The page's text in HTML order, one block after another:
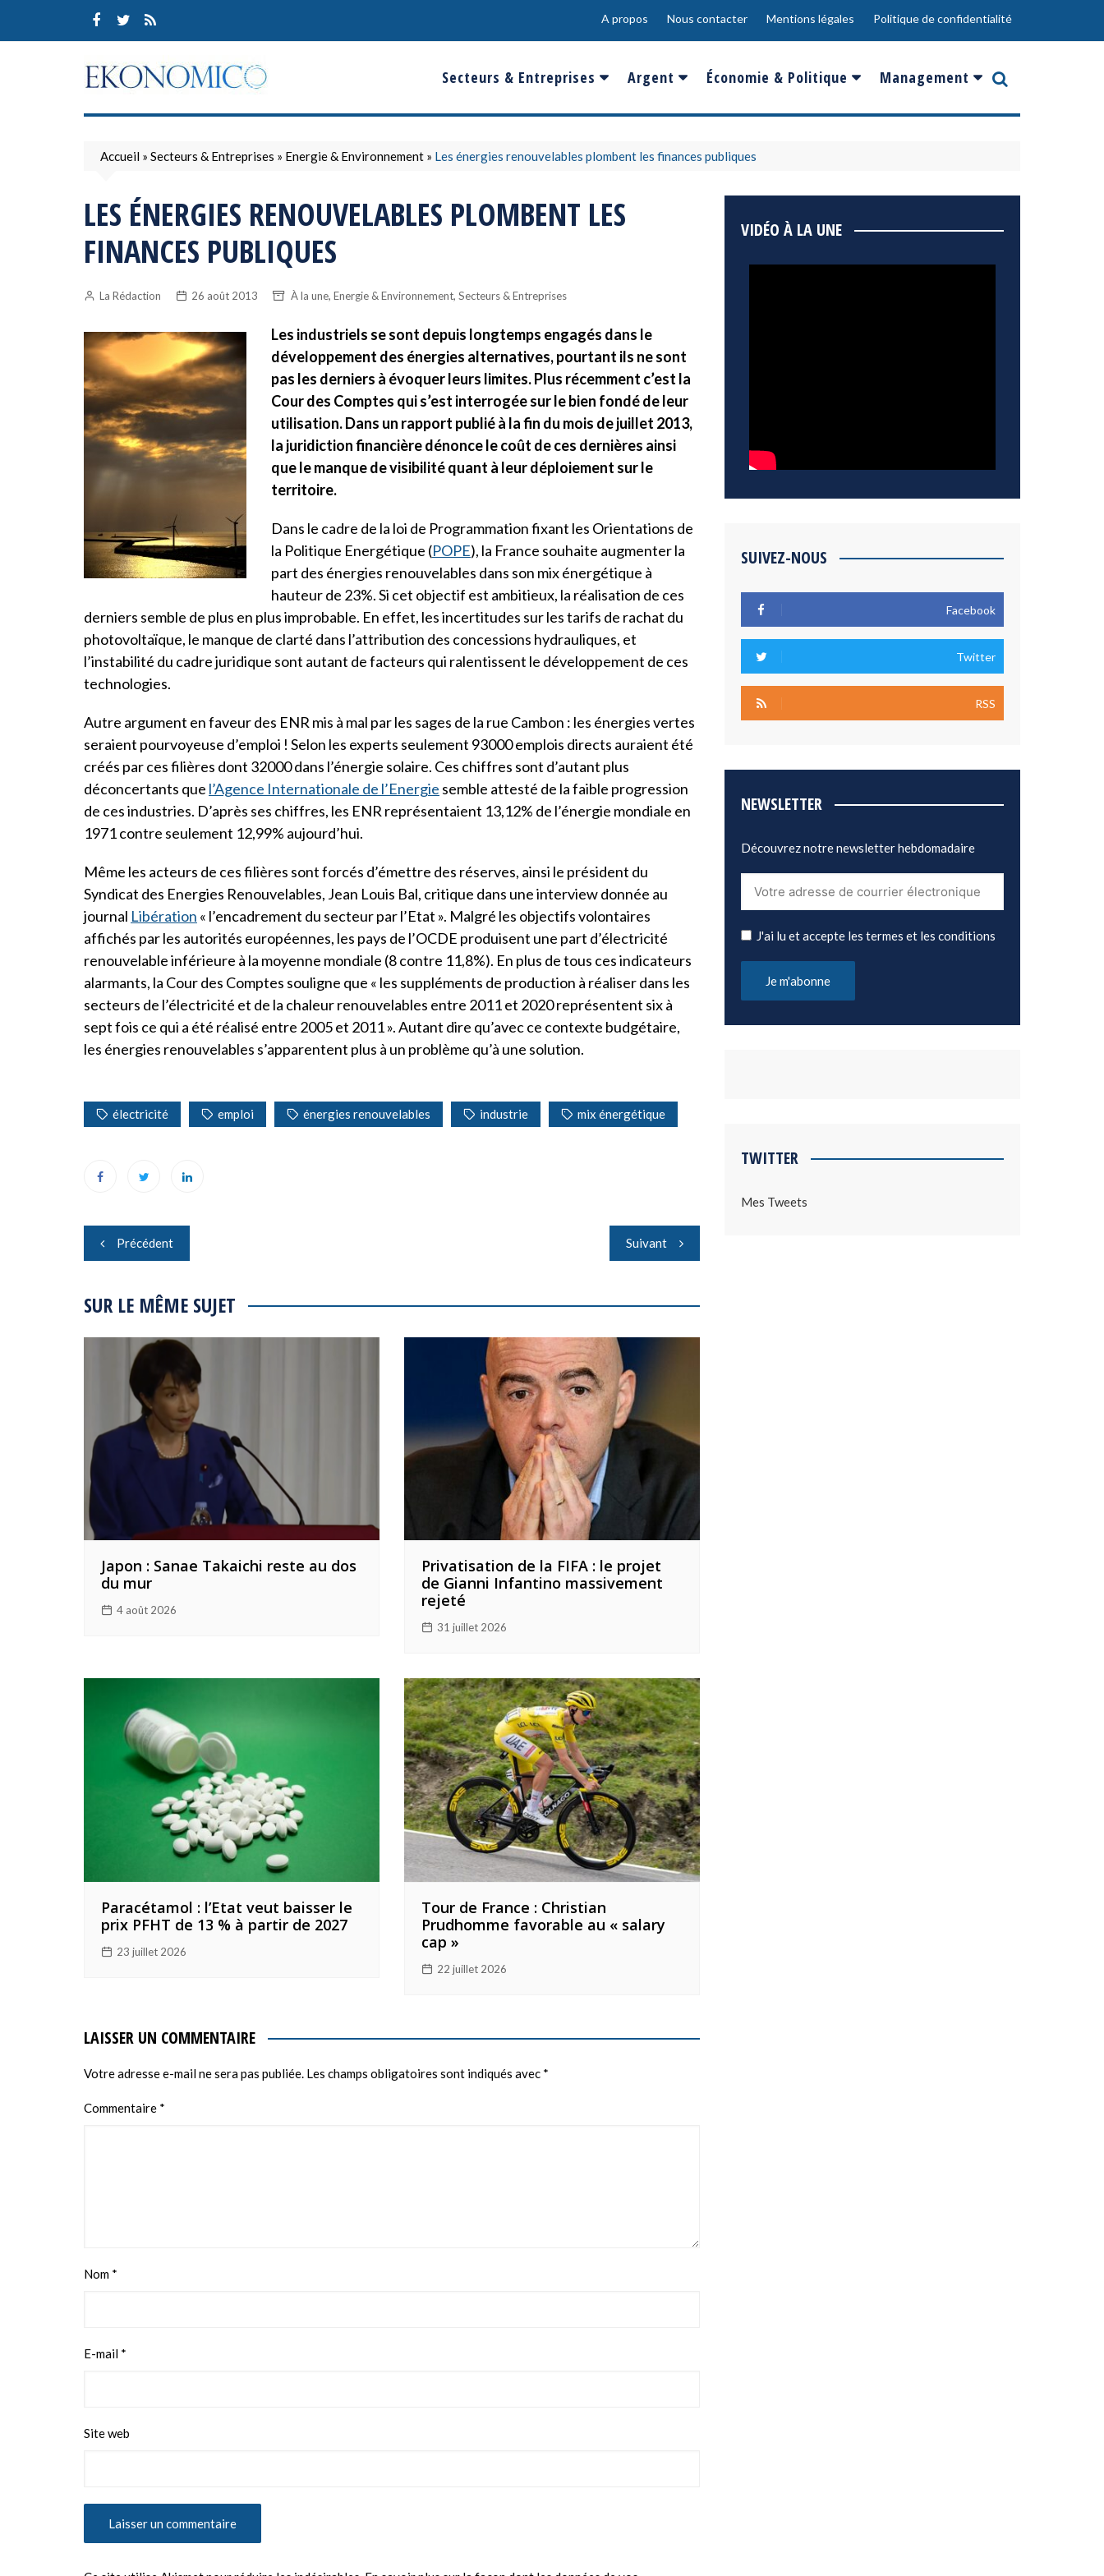
content
A propos Nous contacter Mentions légales Politique de confidentialité
Secteurs & Entreprises
Banques & Finances
Conso & Distrib
Environnement
Technologies & Médias
Argent
Salaire
Sport
Epargne & Placements
Économie & Politique
France
Europe
Management
Innovation
Accueil » Secteurs & Entreprises » Energie & Environnement » Les énergies renouvelables plombent les finances publiques
LES ÉNERGIES RENOUVELABLES PLOMBENT LES
FINANCES PUBLIQUES
La Rédaction 26 août 2013 À la une, Energie & Environnement, Secteurs & Entreprises
Les industriels se sont depuis longtemps engagés dans le
développement des énergies alternatives, pourtant ils ne sont
pas les derniers à évoquer leurs limites. Plus récemment c’est la
Cour des Comptes qui s’est interrogée sur le bien fondé de leur
utilisation. Dans un rapport publié à la fin du mois de juillet 2013,
la juridiction financière dénonce le coût de ces dernières ainsi
que le manque de visibilité quant à leur déploiement sur le
territoire.
Dans le cadre de la loi de Programmation fixant les Orientations de
la Politique Energétique (POPE), la France souhaite augmenter la
part des énergies renouvelables dans son mix énergétique à
hauteur de 23%. Si cet objectif est ambitieux, la réalisation de ces
derniers semble de plus en plus improbable. En effet, les incertitudes sur les tarifs de rachat du
photovoltaïque, le manque de clarté dans l’attribution des concessions hydrauliques, et
l’instabilité du cadre juridique sont autant de facteurs qui ralentissent le développement de ces
technologies.
Autre argument en faveur des ENR mis à mal par les sages de la rue Cambon : les énergies vertes
seraient pourvoyeuse d’emploi ! Selon les experts seulement 93000 emplois directs auraient été
créés par ces filières dont 32000 dans l’énergie solaire. Ces chiffres sont d’autant plus
déconcertants que l’Agence Internationale de l’Energie semble attesté de la faible progression
de ces industries. D’après ses chiffres, les ENR représentaient 13,12% de l’énergie mondiale en
1971 contre seulement 12,99% aujourd’hui.
Même les acteurs de ces filières sont forcés d’émettre des réserves, ainsi le président du
Syndicat des Energies Renouvelables, Jean Louis Bal, critique dans une interview donnée au
journal Libération « l’encadrement du secteur par l’Etat ». Malgré les objectifs volontaires
affichés par les autorités européennes, les pays de l’OCDE produisent une part d’électricité
renouvelable inférieure à la moyenne mondiale (8 contre 11,8%). En plus de tous ces indicateurs
alarmants, la Cour des Comptes souligne que « les suppléments de production à réaliser dans les
secteurs de l’électricité et de la chaleur renouvelables entre 2011 et 2020 représentent six à
sept fois ce qui a été réalisé entre 2005 et 2011 ». Autant dire qu’avec ce contexte budgétaire,
les énergies renouvelables s’apparentent plus à un problème qu’à une solution.
électricité emploi énergies renouvelables industrie mix énergétique
Navigation
de
l’article
Précédent Suivant
SUR LE MÊME SUJET
Japon : Sanae Takaichi reste au dos
du mur
4 août 2026
Privatisation de la FIFA : le projet
de Gianni Infantino massivement
rejeté
31 juillet 2026
Paracétamol : l’Etat veut baisser le
prix PFHT de 13 % à partir de 2027
23 juillet 2026
Tour de France : Christian
Prudhomme favorable au « salary
cap »
22 juillet 2026
LAISSER UN COMMENTAIRE
Votre adresse e-mail ne sera pas publiée. Les champs obligatoires sont indiqués avec *
Commentaire *
Nom *
E-mail *
Site web
VIDÉO À LA UNE
SUIVEZ-NOUS
Facebook
Twitter
RSS
NEWSLETTER
Découvrez notre newsletter hebdomadaire
J'ai lu et accepte les termes et les conditions
TWITTER
Mes Tweets